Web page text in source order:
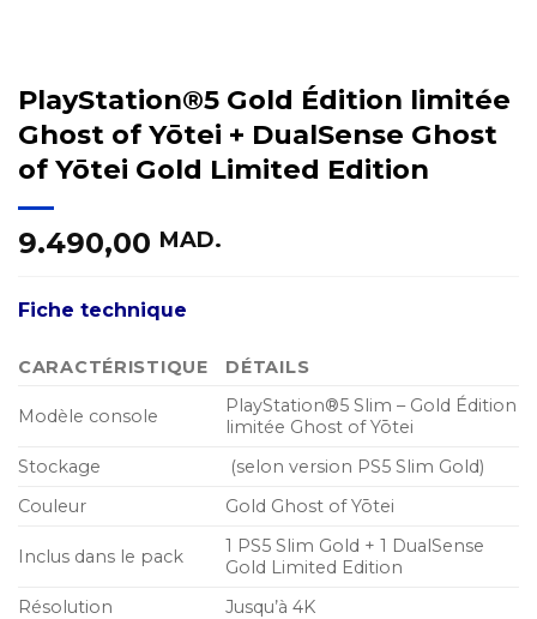
PlayStation®5 Gold Édition limitée
Ghost of Yōtei + DualSense Ghost
of Yōtei Gold Limited Edition
9.490,00 MAD.
Fiche technique
CARACTÉRISTIQUE DÉTAILS
Modèle console
PlayStation®5 Slim – Gold Édition
limitée Ghost of Yōtei
Stockage
(selon version PS5 Slim Gold)
Couleur
Gold Ghost of Yōtei
Inclus dans le pack
1 PS5 Slim Gold + 1 DualSense
Gold Limited Edition
Résolution
Jusqu’à 4K